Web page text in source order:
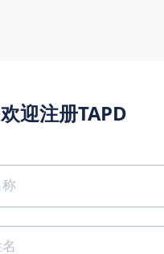
欢迎注册TAPD